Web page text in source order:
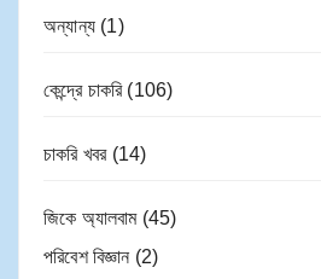
অন্যান্য (1)
কেন্দ্রে চাকরি(106)
চাকরি খবর(14)
জিকে অ্যালবাম(45)
পরিবেশ বিজ্ঞান (2)